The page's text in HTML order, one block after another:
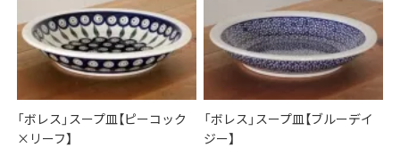
「ボレス」スープ皿【ピーコック
×リーフ】
「ボレス」スープ皿【ブルーデイ
ジー】